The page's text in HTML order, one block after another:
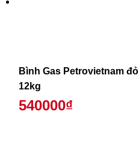
Bình Gas Petrovietnam đỏ
12kg
540000₫